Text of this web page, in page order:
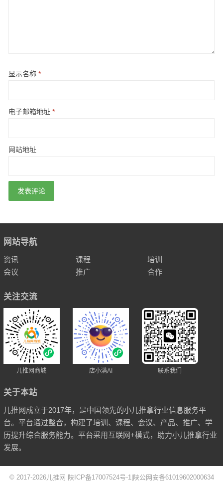
显示名称 *
电子邮箱地址 *
网站地址
网站导航
资讯 课程
培训
会议
推广 合作
关注交流
儿推网商城 店小满AI 联系我们
关于本站
儿推网成立于2017年，是中国领先的小儿推拿行业信息服务平
台。平台通过整合，构建了培训、课程、会议、产品、推广、学
历提升综合服务能力。平台采用互联网+模式，助力小儿推拿行业
发展。
© 2017-2026儿推网 陕ICP备17007524号-1| 陕公网安备61019602000634